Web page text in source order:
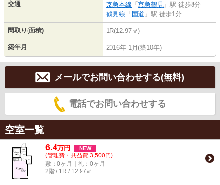
交通
京急本線 「 京急鶴見 」駅 徒歩8分
鶴見線 「 国道 」駅 徒歩1分
間取り(面積) 1R(12.97㎡)
築年月 2016年 1月(築10年)
メールでお問い合わせする(無料)
電話でお問い合わせする
空室一覧
6.4万円 NEW
(管理費・共益費 3,500円)
敷：0ヶ月｜礼：0ヶ月
2階 / 1R / 12.97㎡